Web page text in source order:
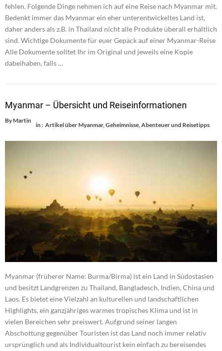
fehlen. Folgende Dinge nehmen ich auf eine Reise nach Myanmar mit.
Bedenkt immer das Myanmar ein eher unterentwickeltes Land ist,
daher anders als z.B. in Thailand nicht alle Produkte überall erhältlich
sind. Wichtige Dokumente für euer Gepäck auf einer Myanmar-Reise
Alle Dokumente solltet Ihr im Original und jeweils eine Kopie
dabeihaben, falls …
Myanmar – Übersicht und Reiseinformationen
ByMartin
in : Artikel über Myanmar,Geheimnisse, Abenteuer und Reisetipps
Myanmar (früherer Name: Burma/Birma) ist ein Land in Südostasien
und besitzt Landgrenzen zu Thailand, Bangladesch, Indien, China und
Laos. Es bietet eine Vielzahl an kulturellen und landschaftlichen
Highlights, ein ganzjähriges warmes tropisches Klima und ist in
vielen Bereichen sehr preiswert. Aufgrund seiner langen
Abschottung gegenüber Touristen ist das Land noch immer relativ
ursprünglich und als Individualtourist kein einfach zu bereisendes